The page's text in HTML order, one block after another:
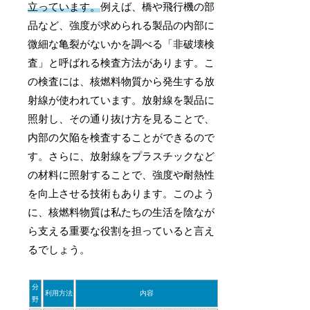
立っています。例えば、橋や飛行機の部
品など、強度が求められる製品の内部に
微細な亀裂がないかを調べる「非破壊検
査」と呼ばれる検査方法があります。こ
の検査には、核燃料物質から発生する放
射線が使われています。放射線を製品に
照射し、その通り抜け方を見ることで、
内部の欠陥を検査することができるので
す。さらに、放射線をプラスチックなど
の材料に照射することで、強度や耐熱性
を向上させる技術もあります。このよう
に、核燃料物質は私たちの生活を陰なが
ら支える重要な役割を担っていると言え
るでしょう。
分
野
利用方法 内容